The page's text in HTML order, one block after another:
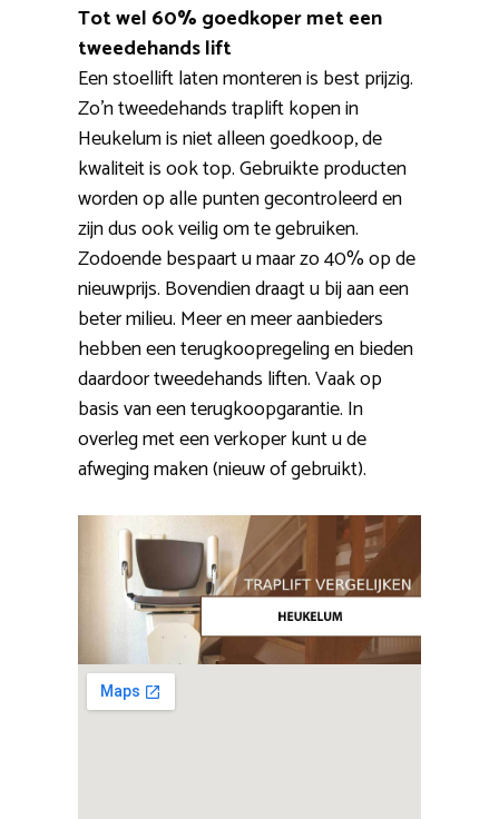
Tot wel 60% goedkoper met een
tweedehands lift
Een stoellift laten monteren is best prijzig.
Zo’n tweedehands traplift kopen in
Heukelum is niet alleen goedkoop, de
kwaliteit is ook top. Gebruikte producten
worden op alle punten gecontroleerd en
zijn dus ook veilig om te gebruiken.
Zodoende bespaart u maar zo 40% op de
nieuwprijs. Bovendien draagt u bij aan een
beter milieu. Meer en meer aanbieders
hebben een terugkoopregeling en bieden
daardoor tweedehands liften. Vaak op
basis van een terugkoopgarantie. In
overleg met een verkoper kunt u de
afweging maken (nieuw of gebruikt).